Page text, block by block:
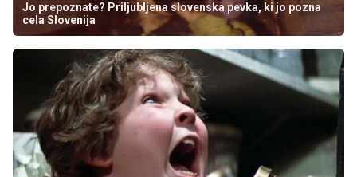
Jo prepoznate? Priljubljena slovenska pevka, ki jo pozna
cela Slovenija